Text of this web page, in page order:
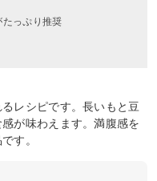
ぷり推奨
レシピです。長いもと豆
が味わえます。満腹感を
す。